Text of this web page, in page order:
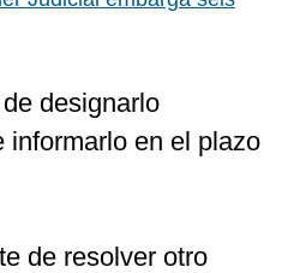
designarlo
informarlo en el plazo
de resolver otro